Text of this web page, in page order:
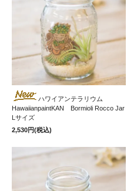
ハワイアンテラリウム
HawaiianpaintKAN Bormioli Rocco Jar
Lサイズ
2,530円(税込)